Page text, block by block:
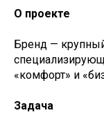
О проекте
Бренд —
«комфорт» и
Задача